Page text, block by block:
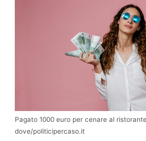
Pagato 1000 euro per cenare al
dove/politicipercaso.it